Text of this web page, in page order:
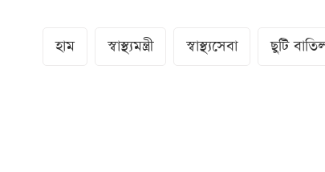
হাম স্বাস্থ্যমন্ত্রী স্বাস্থ্যসেবা ছুটি